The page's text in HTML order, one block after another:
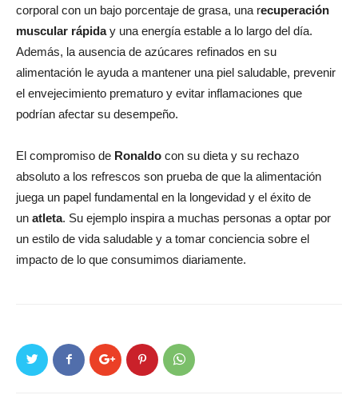
corporal con un bajo porcentaje de grasa, una recuperación
muscular rápiday una energía estable a lo largo del día.
Además, la ausencia de azúcares refinados en su
alimentación le ayuda a mantener una piel saludable, prevenir
el envejecimiento prematuro y evitar inflamaciones que
podrían afectar su desempeño.
El compromiso de Ronaldo con su dieta y su rechazo
absoluto a los refrescos son prueba de que la alimentación
juega un papel fundamental en la longevidad y el éxito de
un atleta. Su ejemplo inspira a muchas personas a optar por
un estilo de vida saludable y a tomar conciencia sobre el
impacto de lo que consumimos diariamente.